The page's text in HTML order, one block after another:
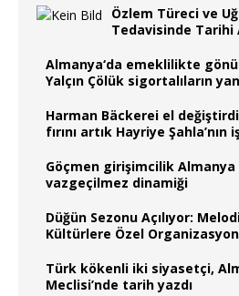
Özlem Türeci ve
Tedavisinde Tarihi
Almanya‘da emeklilikte
Yalçın Çölük sigortalıların
Harman Bäckerei el
fırını artık Hayriye
Göçmen girişimcilik
vazgeçilmez dinamiği
Düğün Sezonu Açılıyor:
Kültürlere Özel
Türk kökenli iki siyasetçi,
Meclisi’nde tarih yazdı